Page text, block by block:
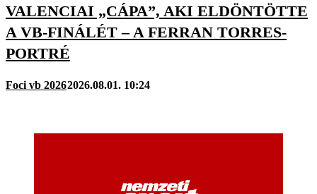
VALENCIAI „CÁPA”, AKI ELDÖNTÖTTE
A VB-FINÁLÉT – A FERRAN TORRES-
PORTRÉ
Foci vb 20262026.08.01. 10:24